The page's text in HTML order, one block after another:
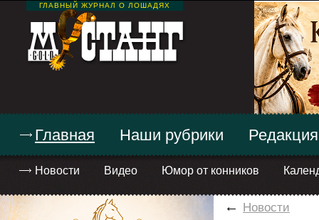
ГЛАВНЫЙ ЖУРНАЛ О ЛОШАДЯХ
Главная
Новости Видео Юмор от конников
Наши рубрики Редакция
← Новости